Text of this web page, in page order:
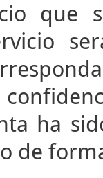
que
ha
de